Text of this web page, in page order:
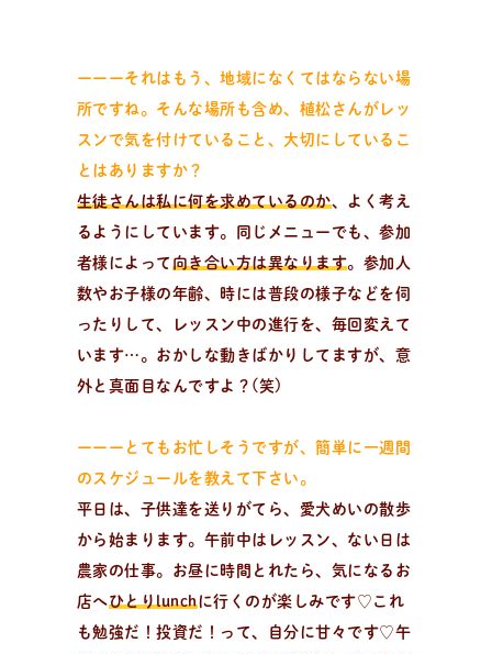
企業様とコラボ案件など
企業様とコラボ案件、飲食店様向けレシピ提供、就労支
援施設様向け 防災パンなどの活動状況。企業様向けダウ
ンロード資料はこちら。
パン教室
ーーーそれはもう、地域になくてはならない場
所ですね。そんな場所も含め、植松さんがレッ
スンで気を付けていること、大切にしているこ
とはありますか？
生徒さんは私に何を求めているのか、よく考え
るようにしています。同じメニューでも、参加
者様によって 向き合い方は異なります。参加人
数やお子様の年齢、時には普段の様子などを伺
ったりして、レッスン中の進行を、毎回変えて
います…。おかしな動きばかりしてますが、意
外と真面目なんですよ？(笑)
ーーーとてもお忙しそうですが、簡単に一週間
のスケジュールを教えて下さい。
平日は、子供達を送りがてら、愛犬めいの散歩
から始まります。午前中はレッスン、ない日は
農家の仕事。お昼に時間とれたら、気になるお
店へひとりlunchに行くのが楽しみです♡これ
も勉強だ！投資だ！って、自分に甘々です♡午